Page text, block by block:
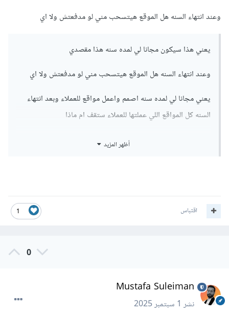
وعند انتهاء السنه هل الموقع هيتسحب مني لو مدفعتش ولا اي
يعني هذا سيكون مجانا لي لمده سنه هذا مقصدي
وعند انتهاء السنه هل الموقع هيتسحب مني لو مدفعتش ولا اي
يعني مجانا لي لمده سنه اصمم واعمل مواقع للعملاء وبعد انتهاء
السنه كل المواقع اللي عملتها للعملاء ستقف ام ماذا
ام بعد سنه هم سيدفعون الاستضافه أما ماذا
أظهر المزيد
1 اقتباس
0
Mustafa Suleiman
نشر1 سبتمبر 2025